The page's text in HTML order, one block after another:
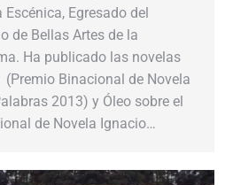
Egresado del
de Bellas Artes de la
Ha publicado las novelas
Binacional de Novela
2013) y Óleo sobre el
de Novela Ignacio…